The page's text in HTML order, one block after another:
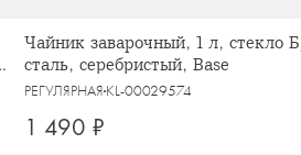
Чайник заварочный, 1 л, стекло
сталь, серебристый, Base
РЕГУЛЯРНАЯ KL-00029574
1 490 ₽